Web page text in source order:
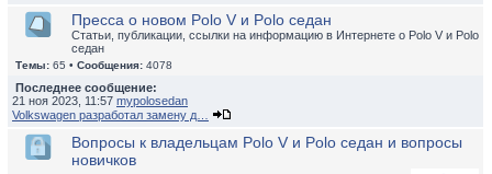
Пресса о новом Polo V и Polo седан
Статьи, публикации, ссылки на информацию в Интернете о Polo V и Polo
седан
Темы: 65 • Сообщения: 4078
Последнее сообщение:
21 ноя 2023, 11:57 mypolosedan
Volkswagen разработал замену д…
Вопросы к владельцам Polo V и Polo седан и вопросы
новичков